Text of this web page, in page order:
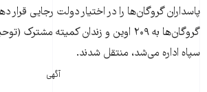
پاسداران گروگان‌ها را در اختیار دولت رجایی قرار
گروگان‌ها به ۲۰۹ اوین و زندان کمیته
سپاه اداره می‌شد، منتقل شدند.
آگهی